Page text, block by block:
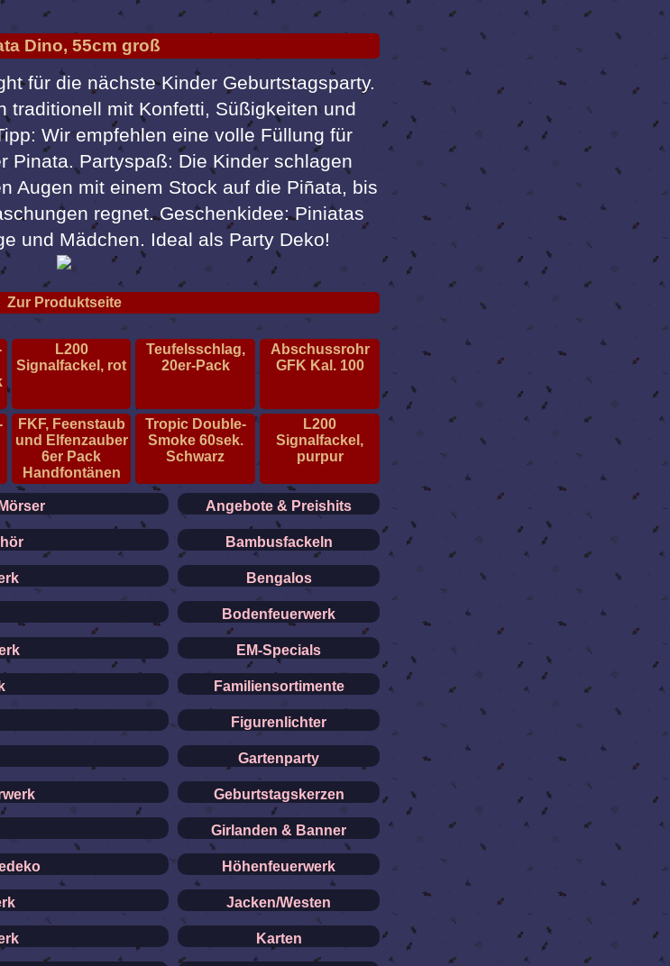
Dino, 55cm groß
für die nächste Kinder Geburtstagsparty.
traditionell mit Konfetti, Süßigkeiten und
Wir empfehlen eine volle Füllung für
Pinata. Partyspaß: Die Kinder schlagen
Augen mit einem Stock auf die Piñata, bis
regnet. Geschenkidee: Piniatas
und Mädchen. Ideal als Party Deko!
Zur Produktseite
L200
Signalfackel, rot
Teufelsschlag,
20er-Pack
Abschussrohr
GFK Kal. 100
FKF, Feenstaub
und Elfenzauber
6er Pack
Handfontänen
Tropic Double-
Smoke 60sek.
Schwarz
L200
Signalfackel,
purpur
Angebote & Preishits
Bambusfackeln
Bengalos
Bodenfeuerwerk
EM-Specials
Familiensortimente
Figurenlichter
Gartenparty
Geburtstagskerzen
Girlanden & Banner
Höhenfeuerwerk
Jacken/Westen
Karten